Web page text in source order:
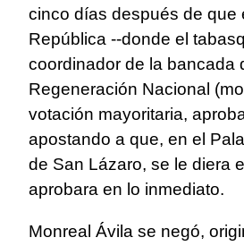
cinco días después de que
República --donde el
coordinador de la bancada
Regeneración Nacional
votación mayoritaria,
apostando a que, en el
de San Lázaro, se le diera
aprobara en lo inmediato.
Monreal Ávila se negó,